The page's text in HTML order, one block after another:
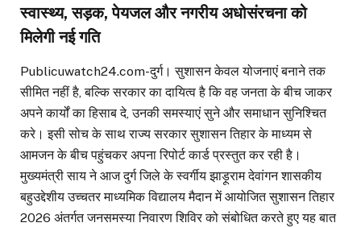
स्वास्थ्य, सड़क, पेयजल और नगरीय अधोसंरचना को
मिलेगी नई गति
Publicuwatch24.com-दुर्ग। सुशासन केवल योजनाएं बनाने तक
सीमित नहीं है, बल्कि सरकार का दायित्व है कि वह जनता के बीच जाकर
अपने कार्यों का हिसाब दे, उनकी समस्याएं सुने और समाधान सुनिश्चित
करे। इसी सोच के साथ राज्य सरकार सुशासन तिहार के माध्यम से
आमजन के बीच पहुंचकर अपना रिपोर्ट कार्ड प्रस्तुत कर रही है।
मुख्यमंत्री साय ने आज दुर्ग जिले के स्वर्गीय झाड़ूराम देवांगन शासकीय
बहुउद्देशीय उच्चतर माध्यमिक विद्यालय मैदान में आयोजित सुशासन तिहार
2026 अंतर्गत जनसमस्या निवारण शिविर को संबोधित करते हुए यह बात